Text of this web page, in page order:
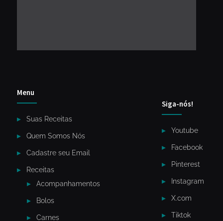
Menu
Suas Receitas
Quem Somos Nós
Cadastre seu Email
Receitas
Acompanhamentos
Bolos
Carnes
Siga-nós!
Youtube
Facebook
Pinterest
Instagram
X.com
Tiktok